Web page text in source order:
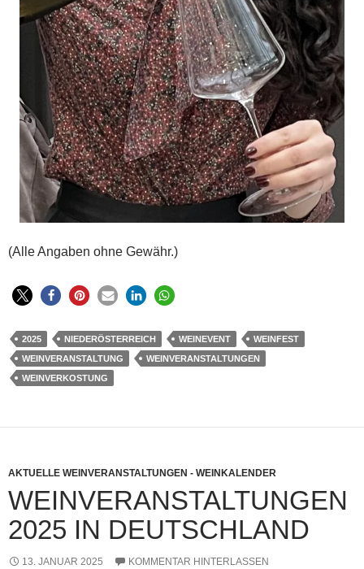
(Alle Angaben ohne Gewähr.)
2025 NIEDERÖSTERREICH WEINEVENT
WEINFEST
WEINVERANSTALTUNG
WEINVERANSTALTUNGEN
WEINVERKOSTUNG
AKTUELLE WEINVERANSTALTUNGEN - WEINKALENDER
WEINVERANSTALTUNGEN
2025 IN DEUTSCHLAND
13. JANUAR 2025 KOMMENTAR HINTERLASSEN